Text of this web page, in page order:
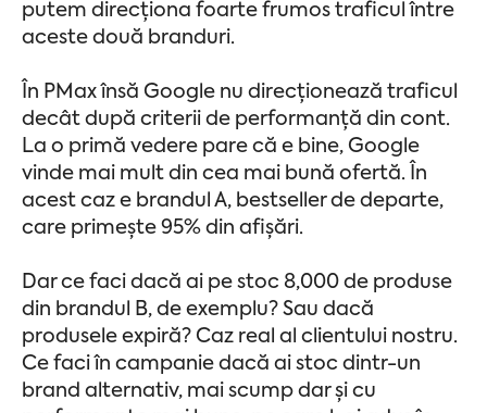
putem direcționa foarte frumos traficul între
aceste două branduri.
În PMax însă Google nu direcționează traficul
decât după criterii de performanță din cont.
La o primă vedere pare că e bine, Google
vinde mai mult din cea mai bună ofertă. În
acest caz e brandul A, bestseller de departe,
care primește 95% din afișări.
Dar ce faci dacă ai pe stoc 8,000 de produse
din brandul B, de exemplu? Sau dacă
produsele expiră? Caz real al clientului nostru.
Ce faci în campanie dacă ai stoc dintr-un
brand alternativ, mai scump dar și cu